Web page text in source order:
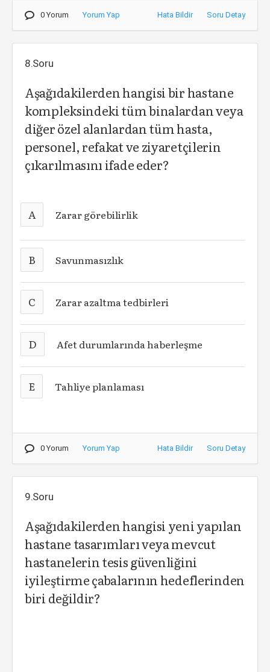
0 Yorum Yorum Yap Hata Bildir Soru Detay
8.Soru
Aşağıdakilerden hangisi bir hastane
kompleksindeki tüm binalardan veya
diğer özel alanlardan tüm hasta,
personel, refakat ve ziyaretçilerin
çıkarılmasını ifade eder?
A Zarar görebilirlik
B Savunmasızlık
C Zarar azaltma tedbirleri
D Afet durumlarında haberleşme
E Tahliye planlaması
0 Yorum Yorum Yap Hata Bildir Soru Detay
9.Soru
Aşağıdakilerden hangisi yeni yapılan
hastane tasarımları veya mevcut
hastanelerin tesis güvenliğini
iyileştirme çabalarının hedeflerinden
biri değildir?